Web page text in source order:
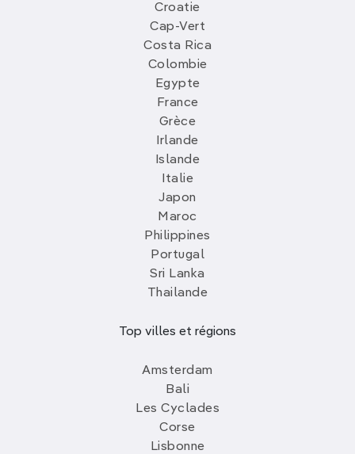
Croatie
Cap-Vert
Costa Rica
Colombie
Egypte
France
Grèce
Irlande
Islande
Italie
Japon
Maroc
Philippines
Portugal
Sri Lanka
Thailande
Top villes et régions
Amsterdam
Bali
Les Cyclades
Corse
Lisbonne